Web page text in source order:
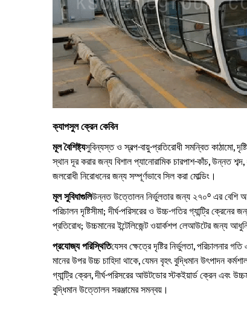
ক্যাপসুল ক্রেন কেবিন
মূল বৈশিষ্ট্যসুবিন্যস্ত ও স্বল্প-বায়ু-প্রতিরোধী সমন্বিত কাঠামো,
স্থান দূর করার জন্য বিশাল প্যানোরামিক চারপাশ-কাঁচ, উন্নত
জলরোধী নিরোধনের জন্য সম্পূর্ণভাবে সিল করা মোল্ডিং।
মূল সুবিধাগুলিউন্নত উত্তোলন নির্ভুলতার জন্য ২৭০° এর বেশি
পরিচালন দৃষ্টিসীমা; দীর্ঘ-পরিসরের ও উচ্চ-গতির গ্যান্ট্রি ক্রেনের
প্রতিরোধ; উচ্চমানের ইন্টেলিজেন্ট ওয়ার্কশপ লেআউটের জন্য
প্রযোজ্য পরিস্থিতিযেসব ক্ষেত্রে দৃষ্টির নির্ভুলতা, পরিচালনার
মানের উপর উচ্চ চাহিদা থাকে, যেমন বৃহৎ বুদ্ধিমান উৎপাদন
গ্যান্ট্রি ক্রেন, দীর্ঘ-পরিসরের আউটডোর স্টকইয়ার্ড ক্রেন এবং
বুদ্ধিমান উত্তোলন সরঞ্জামের সমন্বয়।